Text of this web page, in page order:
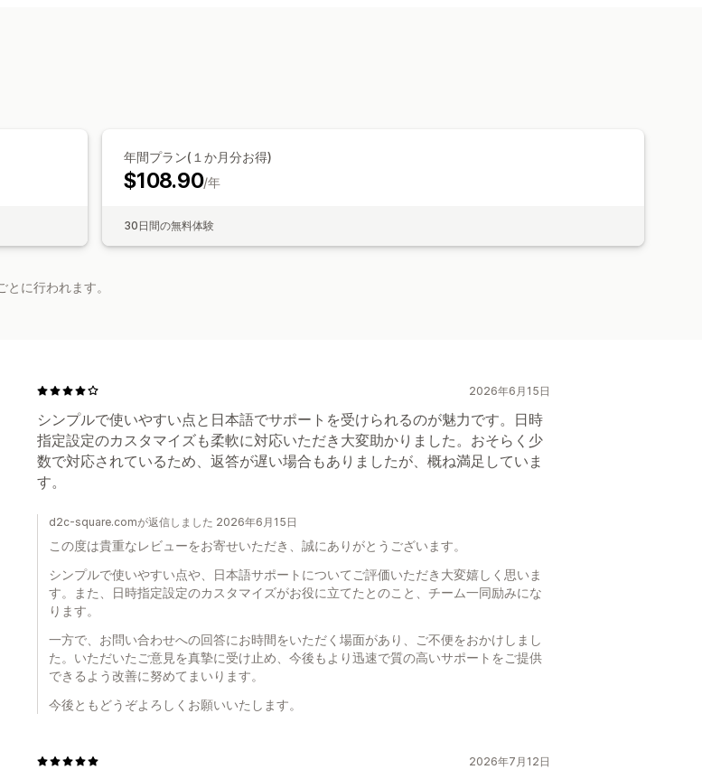
年間プラン(１か月分お得)
$108.90/年
30日間の無料体験
に行われます。
2026年6月15日
シンプルで使いやすい点と日本語でサポートを受けられるのが魅力です。日時
指定設定のカスタマイズも柔軟に対応いただき大変助かりました。おそらく少
数で対応されているため、返答が遅い場合もありましたが、概ね満足していま
す。
d2c-square.comが返信しました 2026年6月15日
この度は貴重なレビューをお寄せいただき、誠にありがとうございます。
シンプルで使いやすい点や、日本語サポートについてご評価いただき大変嬉しく思いま
す。また、日時指定設定のカスタマイズがお役に立てたとのこと、チーム一同励みにな
ります。
一方で、お問い合わせへの回答にお時間をいただく場面があり、ご不便をおかけしまし
た。いただいたご意見を真摯に受け止め、今後もより迅速で質の高いサポートをご提供
できるよう改善に努めてまいります。
今後ともどうぞよろしくお願いいたします。
2026年7月12日